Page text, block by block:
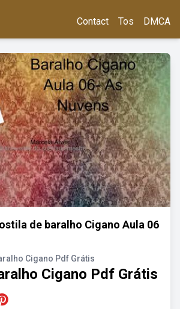
Contact Tos DMCA
de baralho Cigano Aula 06
Cigano Pdf Grátis
Cigano Pdf Grátis